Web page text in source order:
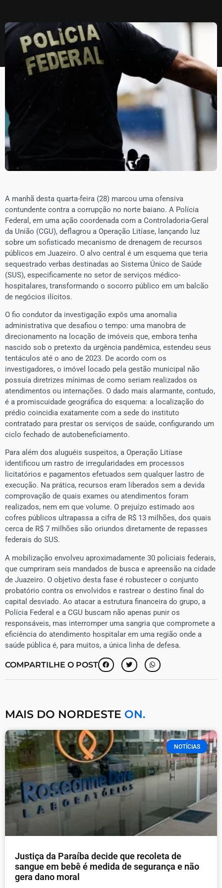
A manhã desta quarta-feira (28) marcou uma ofensiva
contundente contra a corrupção no norte baiano. A Polícia
Federal, em uma ação coordenada com a Controladoria-Geral
da União (CGU), deflagrou a Operação Litíase, lançando luz
sobre um sofisticado mecanismo de drenagem de recursos
públicos em Juazeiro. O alvo central é um esquema que teria
sequestrado verbas destinadas ao Sistema Único de Saúde
(SUS), especificamente no setor de serviços médico-
hospitalares, transformando o socorro público em um balcão
de negócios ilícitos.
​O fio condutor da investigação expôs uma anomalia
administrativa que desafiou o tempo: uma manobra de
direcionamento na locação de imóveis que, embora tenha
nascido sob o pretexto da urgência pandêmica, estendeu seus
tentáculos até o ano de 2023. De acordo com os
investigadores, o imóvel locado pela gestão municipal não
possuía diretrizes mínimas de como seriam realizados os
atendimentos ou internações. O dado mais alarmante, contudo,
é a promiscuidade geográfica do esquema: a localização do
prédio coincidia exatamente com a sede do instituto
contratado para prestar os serviços de saúde, configurando um
ciclo fechado de autobeneficiamento.
​Para além dos aluguéis suspeitos, a Operação Litíase
identificou um rastro de irregularidades em processos
licitatórios e pagamentos efetuados sem qualquer lastro de
execução. Na prática, recursos eram liberados sem a devida
comprovação de quais exames ou atendimentos foram
realizados, nem em que volume. O prejuízo estimado aos
cofres públicos ultrapassa a cifra de R$ 13 milhões, dos quais
cerca de R$ 7 milhões são oriundos diretamente de repasses
federais do SUS.
​A mobilização envolveu aproximadamente 30 policiais federais,
que cumpriram seis mandados de busca e apreensão na cidade
de Juazeiro. O objetivo desta fase é robustecer o conjunto
probatório contra os envolvidos e rastrear o destino final do
capital desviado. Ao atacar a estrutura financeira do grupo, a
Polícia Federal e a CGU buscam não apenas punir os
responsáveis, mas interromper uma sangria que compromete a
eficiência do atendimento hospitalar em uma região onde a
saúde pública é, para muitos, a única linha de defesa.
COMPARTILHE O POST
MAIS DO NORDESTE ON.
NOTÍCIAS
Justiça da Paraíba decide que recoleta de
sangue em bebê é medida de segurança e não
gera dano moral